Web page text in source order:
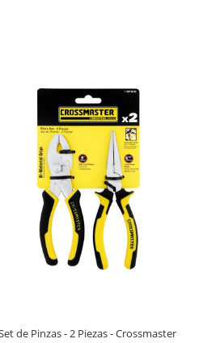
de Pinzas - 2 Piezas - Crossmaster